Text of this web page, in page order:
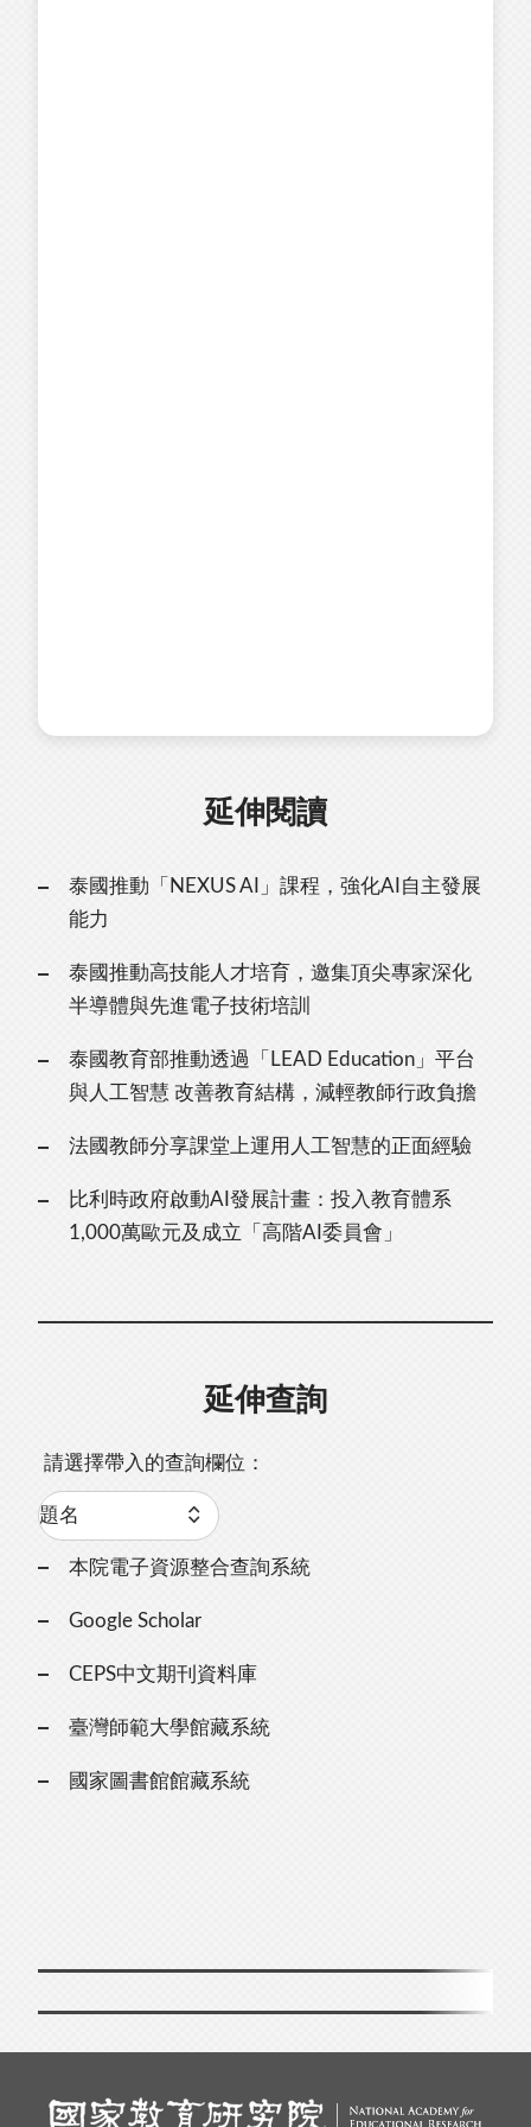
延伸閱讀
泰國推動「NEXUS AI」課程，強化AI自主發展
能力
泰國推動高技能人才培育，邀集頂尖專家深化
半導體與先進電子技術培訓
泰國教育部推動透過「LEAD Education」平台
與人工智慧 改善教育結構，減輕教師行政負擔
法國教師分享課堂上運用人工智慧的正面經驗
比利時政府啟動AI發展計畫：投入教育體系
1,000萬歐元及成立「高階AI委員會」
延伸查詢
請選擇帶入的查詢欄位：
本院電子資源整合查詢系統
Google Scholar
CEPS中文期刊資料庫
臺灣師範大學館藏系統
國家圖書館館藏系統